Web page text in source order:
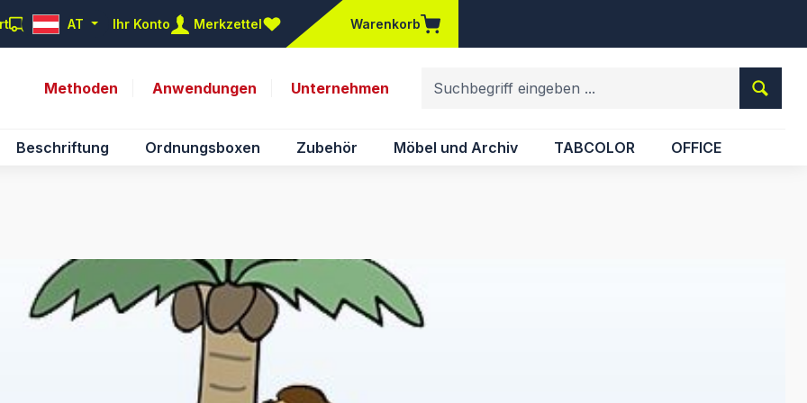
AT Ihr Konto Merkzettel
Du hast 0 Produkte auf dem Merkzettel
Warenkorb
Methoden Anwendungen Unternehmen
Beschriftung Ordnungsboxen Zubehör Möbel und Archiv TABCOLOR OFFICE